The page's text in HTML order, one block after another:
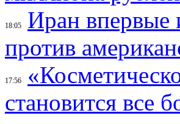
18:05
Иран впервые
против
17:56
становится все